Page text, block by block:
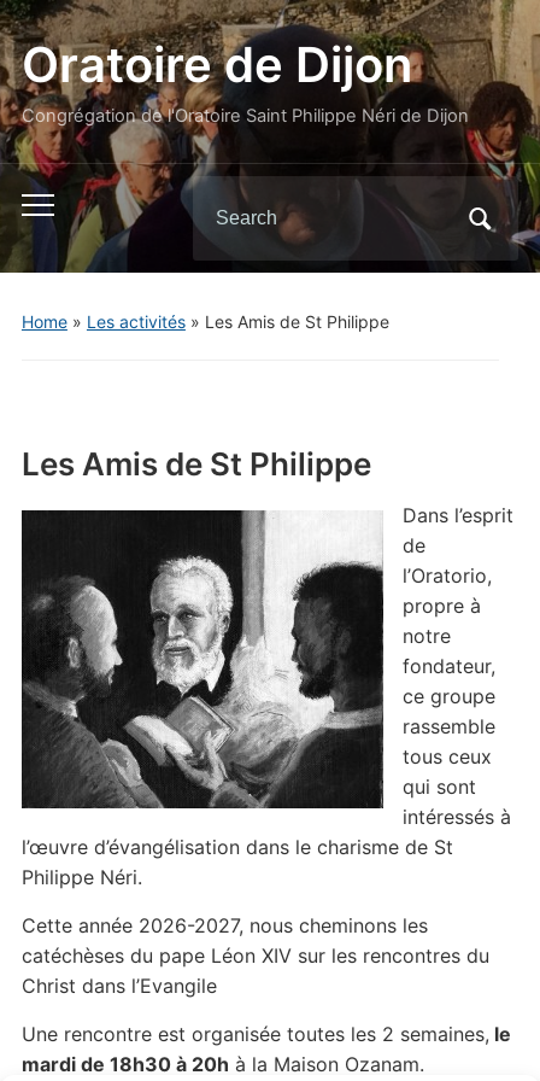
Oratoire de Dijon
Congrégation de l'Oratoire Saint Philippe Néri de Dijon
Toggle
mobile
menu
Search
for:
Home» Les activités» Les Amis de St Philippe
Les Amis de St Philippe
Dans l’esprit
de
l’Oratorio,
propre à
notre
fondateur,
ce groupe
rassemble
tous ceux
qui sont
intéressés à
l’œuvre d’évangélisation dans le charisme de St
Philippe Néri.
Cette année 2026-2027, nous cheminons les
catéchèses du pape Léon XIV sur les rencontres du
Christ dans l’Evangile
Une rencontre est organisée toutes les 2 semaines, le
mardi de 18h30 à 20h à la Maison Ozanam.